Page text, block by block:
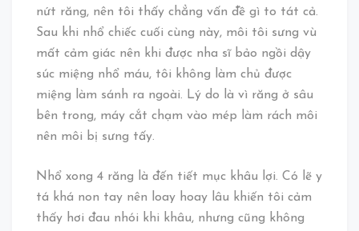
nứt răng, nên tôi thấy chẳng vấn đề gì to tát cả.
Sau khi nhổ chiếc cuối cùng này, môi tôi sưng vù
mất cảm giác nên khi được nha sĩ bảo ngồi dậy
súc miệng nhổ máu, tôi không làm chủ được
miệng làm sánh ra ngoài. Lý do là vì răng ở sâu
bên trong, máy cắt chạm vào mép làm rách môi
nên môi bị sưng tấy.
Nhổ xong 4 răng là đến tiết mục khâu lợi. Có lẽ y
tá khá non tay nên loay hoay lâu khiến tôi cảm
thấy hơi đau nhói khi khâu, nhưng cũng không